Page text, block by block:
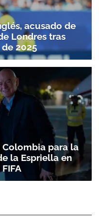
acusado de
Londres tras
2025
para la
la Espriella en